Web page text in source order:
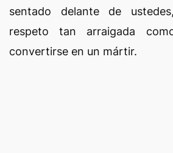
sentado delante de
respeto tan arraigada
convertirse en un mártir.